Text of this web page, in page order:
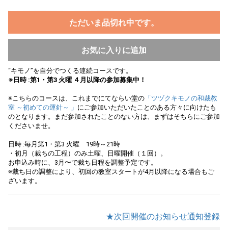
ただいま品切れ中です。
お気に入りに追加
“キモノ”を自分でつくる連続コースです。
※日時 :第1・第3 火曜 ４月以降の参加募集中！
※こちらのコースは、これまでにてならい堂の 「ツヅクキモノの和裁教
室 ～初めての運針～ 」 にご参加いただいたことのある方々に向けたも
のとなります。まだ参加されたことのない方は、まずはそちらにご参加
くださいませ。
日時 :毎月第1・第3 火曜 19時～21時
・初月（裁ちの工程）のみ土曜、日曜開催（１回）。
お申込み時に、3月〜で裁ち日程を調整予定です。
※裁ち日の調整により、初回の教室スタートが4月以降になる場合もご
ざいます。
★次回開催のお知らせ通知登録